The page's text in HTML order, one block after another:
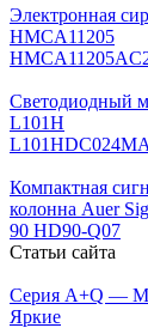
Электронная
HMCA11205
Светодиодный
L101H
Компактная
колонна Auer
90 HD90-Q07
Статьи сайта
Серия A+Q —
Яркие